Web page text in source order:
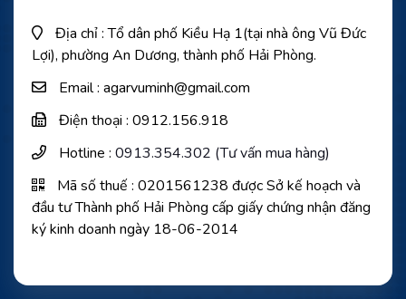
Địa chỉ : Tổ dân phố Kiều Hạ 1(tại nhà ông Vũ Đức
Lợi), phường An Dương, thành phố Hải Phòng.
Email : agarvuminh@gmail.com
Điện thoại : 0912.156.918
Hotline : 0913.354.302 (Tư vấn mua hàng)
Mã số thuế : 0201561238 được Sở kế hoạch và
đầu tư Thành phố Hải Phòng cấp giấy chứng nhận đăng
ký kinh doanh ngày 18-06-2014